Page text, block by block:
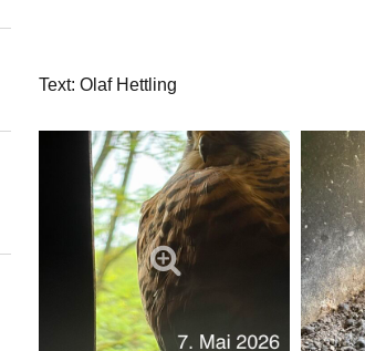
Text: Olaf Hettling